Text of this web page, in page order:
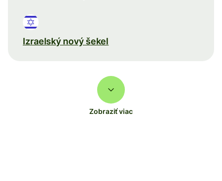
Izraelský nový šekel
Zobraziť viac